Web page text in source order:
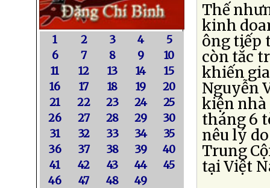
1 2 3 4
5
6
7 8 9
10
11
12 13 14
15
16
17 18 19
20
21
22 23 24
25
26
27 28 29
30
31
32 33 34
35
36
37 38 39
40
41
42 43 44
45
46
47 48 49
Thế
kinh
ông tiếp
còn tắc
khiến
Nguyễn
kiện nhà
tháng 6
nêu lý
Trung
tại Việt